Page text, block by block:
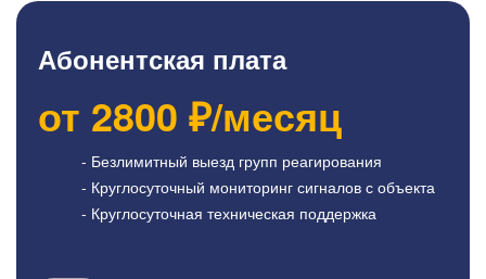
Абонентская плата
от 2800 ₽/месяц
- Безлимитный выезд групп реагирования
- Круглосуточный мониторинг сигналов с объекта
- Круглосуточная техническая поддержка